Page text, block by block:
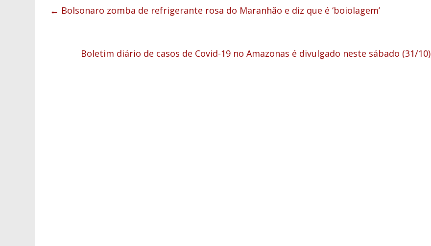
← Bolsonaro zomba de refrigerante rosa do Maranhão e diz que é ‘boiolagem’
Boletim diário de casos de Covid-19 no Amazonas é divulgado neste sábado (31/10)